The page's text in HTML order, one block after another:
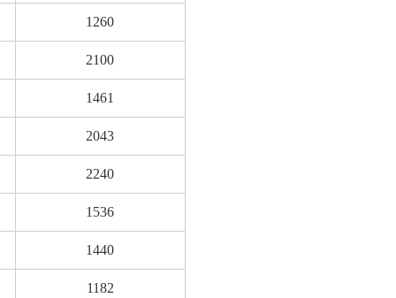
1260
2100
1461
2043
2240
1536
1440
1182